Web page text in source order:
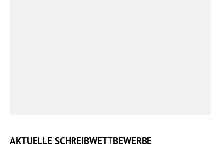
AKTUELLE SCHREIBWETTBEWERBE